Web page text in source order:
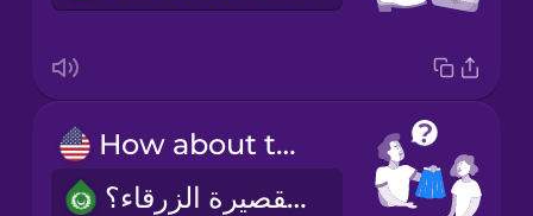
How about this blue mini skirt?
ماذا عن هذه التنورة القصيرة الزرقاء؟